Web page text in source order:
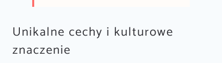
Unikalne cechy i kulturowe
znaczenie